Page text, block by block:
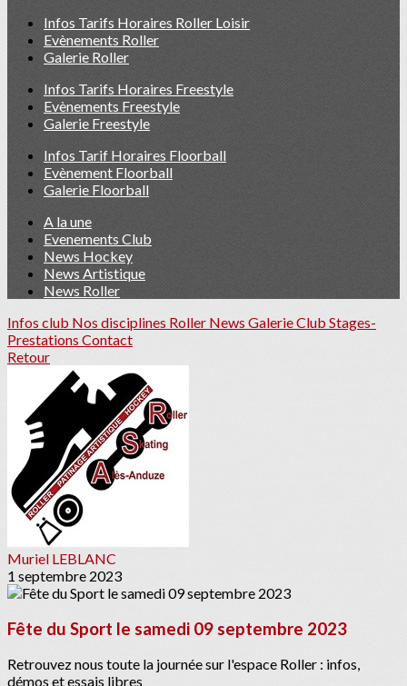
Infos Tarifs Horaires Roller Loisir
Evènements Roller
Galerie Roller
Infos Tarifs Horaires Freestyle
Evènements Freestyle
Galerie Freestyle
Infos Tarif Horaires Floorball
Evènement Floorball
Galerie Floorball
A la une
Evenements Club
News Hockey
News Artistique
News Roller
Infos club Nos disciplines Roller News Galerie Club Stages-
Prestations Contact
Retour
Muriel LEBLANC
1 septembre 2023
Fête du Sport le samedi 09 septembre 2023
Retrouvez nous toute la journée sur l'espace Roller : infos,
démos et essais libres